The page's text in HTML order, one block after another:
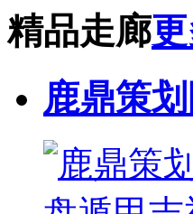
精品走廊
鹿鼎策